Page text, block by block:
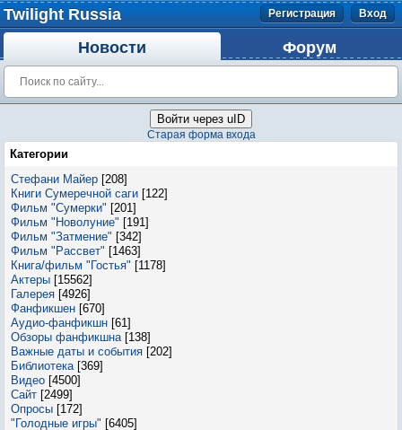
Twilight Russia Регистрация Вход
Новости Форум
Войти через uID
Старая форма входа
Категории
Стефани Майер [208]
Книги Сумеречной саги [122]
Фильм "Сумерки" [201]
Фильм "Новолуние" [191]
Фильм "Затмение" [342]
Фильм "Рассвет" [1463]
Книга/фильм "Гостья" [1178]
Актеры [15562]
Галерея [4926]
Фанфикшен [670]
Аудио-фанфикшн [61]
Обзоры фанфикшна [138]
Важные даты и события [202]
Библиотека [369]
Видео [4500]
Сайт [2499]
Опросы [172]
"Голодные игры" [6405]